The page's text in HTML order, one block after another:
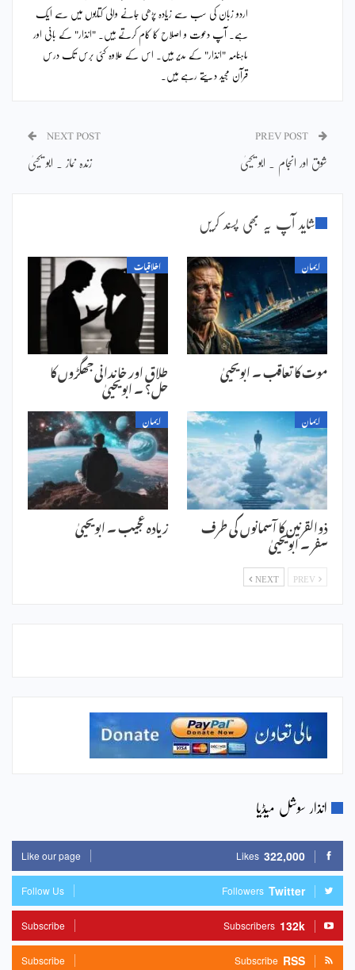
اردو زبان کی سب سے زیادہ پڑھی جانے والی کتابوں میں سے ایک
ہے۔ آپ دعوت و اصلاح کا کام کرتے ہیں۔ "انذار" کے بانی اور
ماہنامہ "انذار" کے مدیر ہیں۔ اس کے علاوہ کئی برس تک درس
قرآن مجید دیتے رہے ہیں۔
شوق اور انجام ۔ ابو یحییٰ
NEXT POST
زندہ نماز ۔ ابو یحییٰ
شاید آپ یہ بھی پسند کریں
ایمان
موت کا تعاقب ۔ ابویحییٰ
اخلاقیات
طلاق اور خاندانی جھگڑوں کا
حل؟ ۔ ابویحییٰ
ایمان
ذوالقرنین کا آسمانوں کی طرف
سفر ۔ ابویحییٰ
ایمان
زیادہ عجیب ۔ ابویحییٰ
NEXT
انذار سوشل میڈیا
322,000
Likes
Like our page
Twitter
Followers
Follow Us
132k
Subscribers
Subscribe
RSS
Subscribe
Subscribe